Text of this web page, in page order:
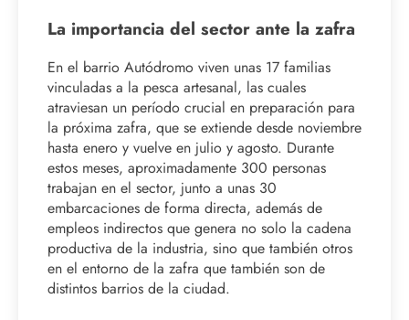
La importancia del sector ante la zafra
En el barrio Autódromo viven unas 17 familias
vinculadas a la pesca artesanal, las cuales
atraviesan un período crucial en preparación para
la próxima zafra, que se extiende desde noviembre
hasta enero y vuelve en julio y agosto. Durante
estos meses, aproximadamente 300 personas
trabajan en el sector, junto a unas 30
embarcaciones de forma directa, además de
empleos indirectos que genera no solo la cadena
productiva de la industria, sino que también otros
en el entorno de la zafra que también son de
distintos barrios de la ciudad.